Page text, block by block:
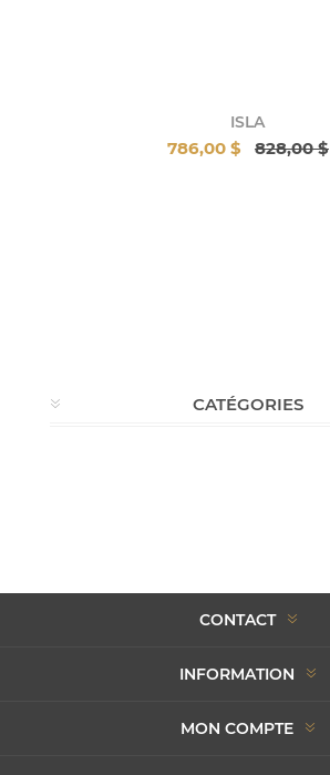
ISLA
786,00 $ 828,00 $
CATÉGORIES
CONTACT
INFORMATION
MON COMPTE